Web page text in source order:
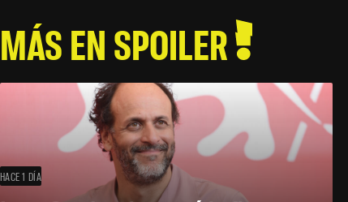
MÁS EN SPOILER
HACE 1 DÍA